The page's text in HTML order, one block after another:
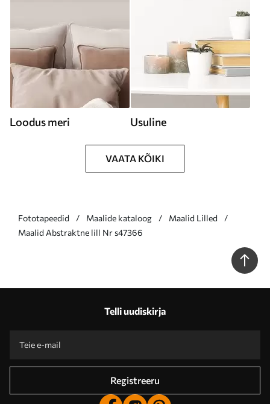
Loodus meri Usuline
VAATA KÕIKI
Fototapeedid Maalide kataloog
Maalid Lilled
Maalid Abstraktne lill Nr s47366
Telli uudiskirja
Registreeru